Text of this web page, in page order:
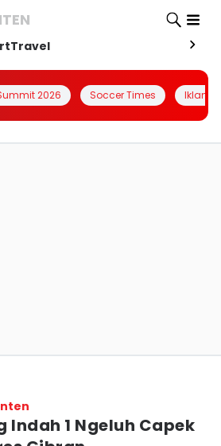
Travel
2026 Soccer Times Iklanin
Indah 1 Ngeluh Capek